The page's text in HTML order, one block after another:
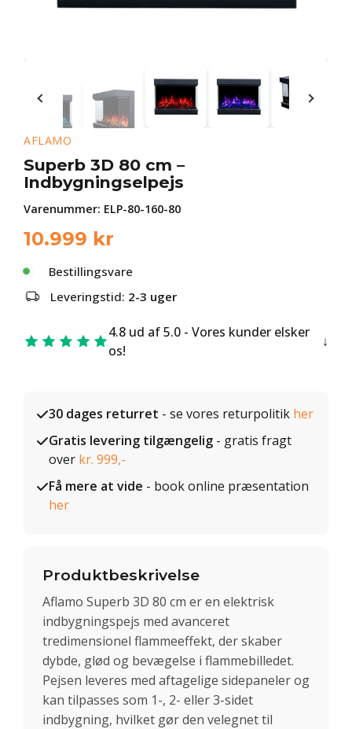
AFLAMO
Superb 3D 80 cm –
Indbygningselpejs
Varenummer: ELP-80-160-80
10.999 kr
Bestillingsvare
Leveringstid: 2-3 uger
4.8 ud af 5.0 - Vores kunder elsker
os!
30 dages returret - se vores returpolitik her
Gratis levering tilgængelig - gratis fragt
over kr. 999,-
Få mere at vide - book online præsentation
her
Produktbeskrivelse
Aflamo Superb 3D 80 cm er en elektrisk
indbygningspejs med avanceret
tredimensionel flammeeffekt, der skaber
dybde, glød og bevægelse i flammebilledet.
Pejsen leveres med aftagelige sidepaneler og
kan tilpasses som 1-, 2- eller 3-sidet
indbygning, hvilket gør den velegnet til